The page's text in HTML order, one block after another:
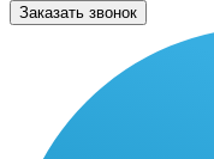
Заказать звонок